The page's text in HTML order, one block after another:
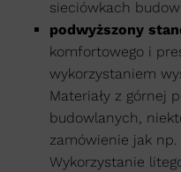
sieciówkach
podwyższony
komfortowego i
wykorzystaniem
Materiały z górnej
budowlanych,
zamówienie jak
Wykorzystanie